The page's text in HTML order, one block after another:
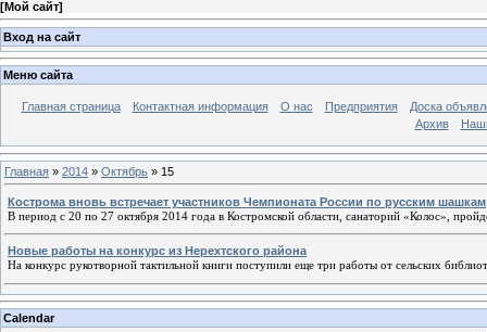
[Мой сайт]
Вход на сайт
Меню сайта
Главная страница Контактная информация О нас Предприятия
Доска
Архив
Главная » 2014 » Октябрь » 15
Кострома вновь встречает участников Чемпионата России по русским шашкам
В период с 20 по 27 октября 2014 года в Костромской области, санаторий «Колос»,
Новые работы на конкурс из Нерехтского района
На конкурс рукотворной тактильной книги поступили еще три работы от сельских
Calendar